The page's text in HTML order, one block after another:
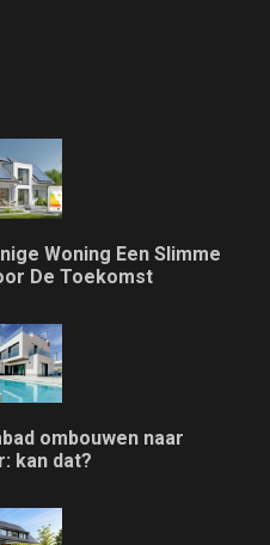
Woning Een Slimme
De Toekomst
ombouwen naar
kan dat?